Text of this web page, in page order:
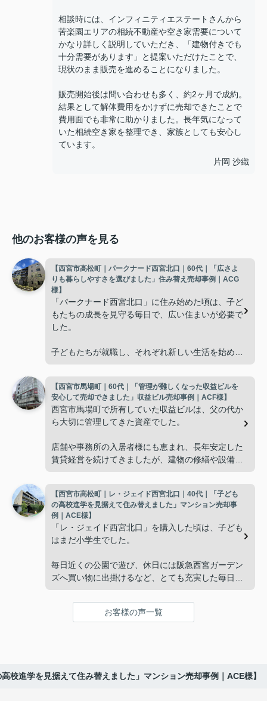
相談時には、インフィニティエステートさんから
苦楽園エリアの相続不動産や空き家需要について
かなり詳しく説明していただき、「建物付きでも
十分需要があります」と提案いただけたことで、
現状のまま販売を進めることになりました。
販売開始後は問い合わせも多く、約2ヶ月で成約。
結果として解体費用をかけずに売却できたことで
費用面でも非常に助かりました。長年気になって
いた相続空き家を整理でき、家族としても安心し
ています。
片岡 沙織
他のお客様の声を見る
【西宮市高松町｜パークナード西宮北口｜60代｜「広さよ
りも暮らしやすさを選びました」住み替え売却事例｜ACG
様】
「パークナード西宮北口」に住み始めた頃は、子ど
もたちの成長を見守る毎日で、広い住まいが必要で
した。
子どもたちが就職し、それぞれ新しい生活を始める
使わない部屋が増え、
「今の私たちには少し広すぎるね。」
掃除や管理の負担も考え、夫婦二人にちょうど良い
インフィニティエステートさんへ相談すると、「パ
ークナード西宮北口」の査定だけでなく、住み替え
先とのスケジュールや資金計画まで丁寧にサポート
してくださいました。
販売活動では、西宮北口駅へのアクセス、阪急西宮
ガーデンズ、医療機関や買い物施設など、将来も安
した。
【西宮市馬場町｜60代｜「管理が難しくなった収益ビルを
安心して売却できました」収益ビル売却事例｜ACF様】
西宮市馬場町で所有していた収益ビルは、父の代か
ら大切に管理してきた資産でした。
店舗や事務所の入居者様にも恵まれ、長年安定した
賃貸経営を続けてきましたが、建物の修繕や設備更
子どもたちはそれぞれ別の仕事に就いており、
「将来、このビルの管理を任せるのは難しいかもし
れない。」
と家族で話し合うようになりました。
インフィニティエステートさんへ相談すると、収益
投資家向けの販売方法をご提案いただきました。
【西宮市高松町｜レ・ジェイド西宮北口｜40代｜「子ども
の高校進学を見据えて住み替えました」マンション売却事
例｜ACE様】
「レ・ジェイド西宮北口」を購入した頃は、子ども
はまだ小学生でした。
毎日近くの公園で遊び、休日には阪急西宮ガーデン
ズへ買い物に出掛けるなど、とても充実した毎日を
年月が経ち、子どもが高校進学を意識する年齢にな
お客様の声一覧
校進学を見据えて住み替えました」マンション売却事例｜ACE様】